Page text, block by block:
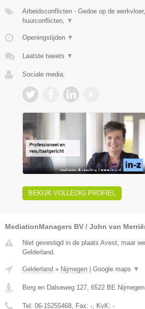
Arbeidsconflicten - Gedoe op de
huurconflicten,
▼
Openingstijden ▼
Laatste tweets ▼
Sociale media:
BEKIJK VOLLEDIG PROFIEL
MediationManagers BV / John van
Niet gevestigd in de plaats Avest, maar
Gelderland.
Gelderland » Nijmegen Google maps ▼
Berg en Dalseweg 127 6522 BE Nijmegen
Tel: 06-15255468 , Fax: - , KvK: -